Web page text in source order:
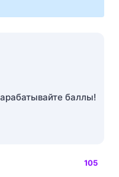
баллы!
105